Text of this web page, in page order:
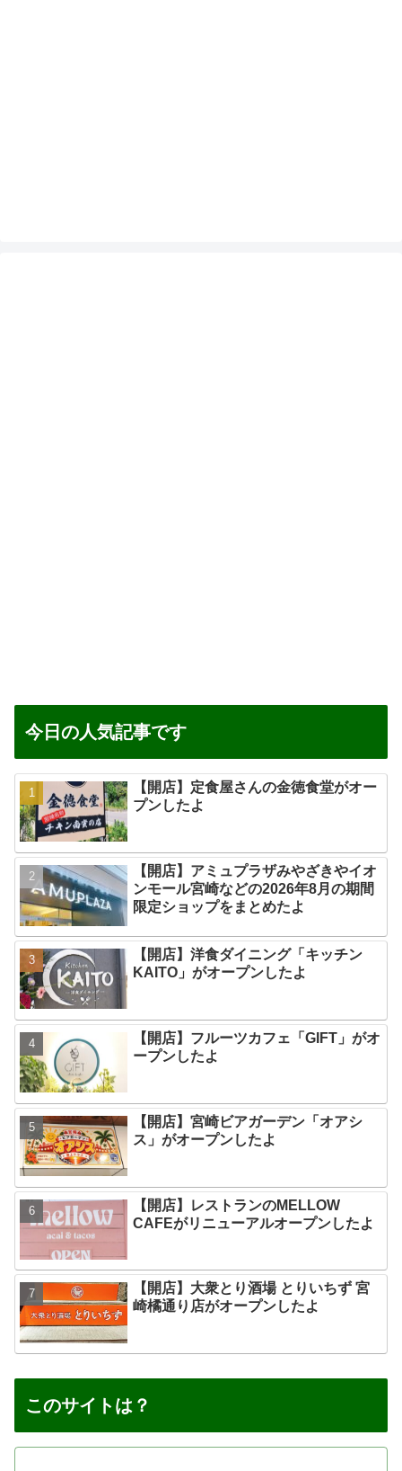
今日の人気記事です
【開店】定食屋さんの金徳食堂がオー
プンしたよ
【開店】アミュプラザみやざきやイオ
ンモール宮崎などの2026年8月の期間
限定ショップをまとめたよ
【開店】洋食ダイニング「キッチン
KAITO」がオープンしたよ
【開店】フルーツカフェ「GIFT」がオ
ープンしたよ
【開店】宮崎ビアガーデン「オアシ
ス」がオープンしたよ
【開店】レストランのMELLOW
CAFEがリニューアルオープンしたよ
【開店】大衆とり酒場 とりいちず 宮
崎橘通り店がオープンしたよ
このサイトは？